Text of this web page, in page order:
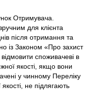
Отримувача.
для клієнта
після отримання та
із Законом «Про захист
споживачеві в
якості, якщо вони
у чинному Переліку
не підлягають